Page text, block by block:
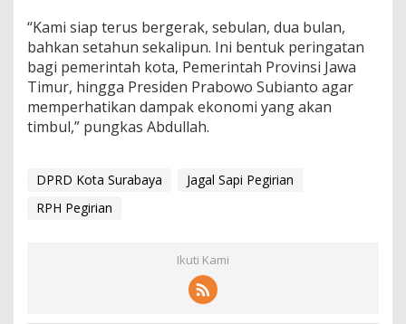
“Kami siap terus bergerak, sebulan, dua bulan,
bahkan setahun sekalipun. Ini bentuk peringatan
bagi pemerintah kota, Pemerintah Provinsi Jawa
Timur, hingga Presiden Prabowo Subianto agar
memperhatikan dampak ekonomi yang akan
timbul,” pungkas Abdullah.
DPRD Kota Surabaya
Jagal Sapi Pegirian
RPH Pegirian
Ikuti Kami